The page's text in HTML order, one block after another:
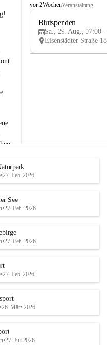
B
e
u
e
d
r
S
vor 2 WochenVeranstaltung
Blutspenden
Sa., 29. Aug., 07:00 -
•27. Feb. 2026
See
•27. Feb. 2026
•27. Feb. 2026
•27. Feb. 2026
•26. März 2026
•27. Juli 2026